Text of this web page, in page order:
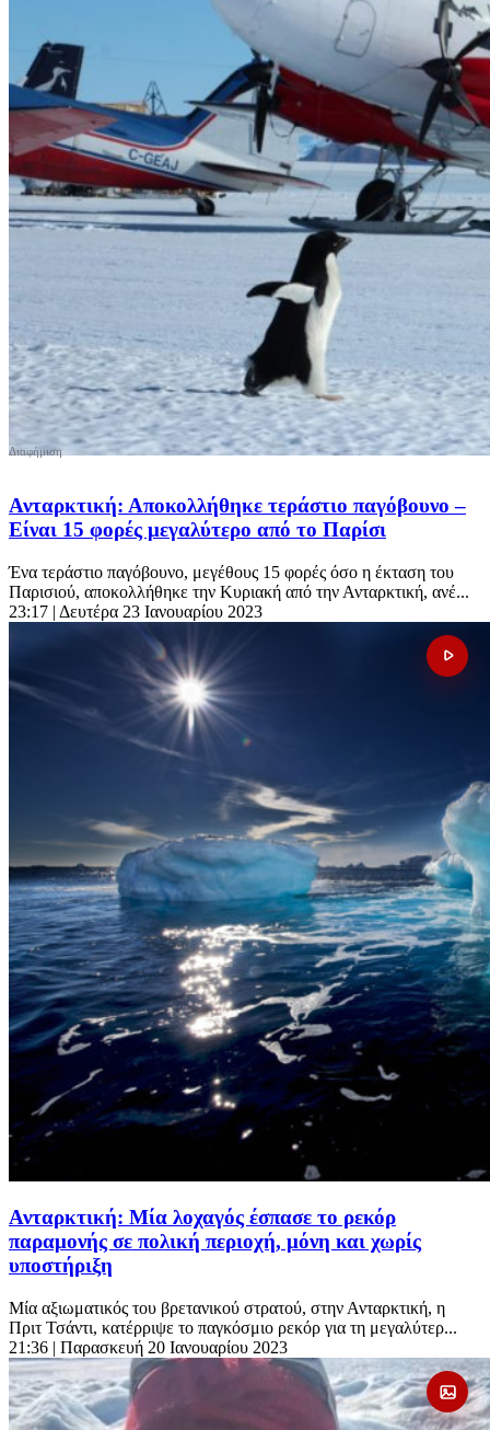
Ανταρκτική: Αποκολλήθηκε τεράστιο παγόβουνο –
Είναι 15 φορές μεγαλύτερο από το Παρίσι
Ένα τεράστιο παγόβουνο, μεγέθους 15 φορές όσο η έκταση του
Παρισιού, αποκολλήθηκε την Κυριακή από την Ανταρκτική, ανέ...
23:17 | Δευτέρα 23 Ιανουαρίου 2023
Ανταρκτική: Μία λοχαγός έσπασε το ρεκόρ
παραμονής σε πολική περιοχή, μόνη και χωρίς
υποστήριξη
Μία αξιωματικός του βρετανικού στρατού, στην Ανταρκτική, η
Πριτ Τσάντι, κατέρριψε το παγκόσμιο ρεκόρ για τη μεγαλύτερ...
21:36 | Παρασκευή 20 Ιανουαρίου 2023